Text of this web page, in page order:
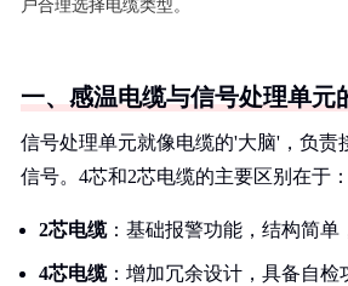
户合理选择电缆类型。
一、感温电缆与信号处理单元
信号处理单元就像电缆的'大脑'，负责
信号。4芯和2芯电缆的主要区别在于：
2芯电缆：基础报警功能，结构简单
4芯电缆：增加冗余设计，具备自检